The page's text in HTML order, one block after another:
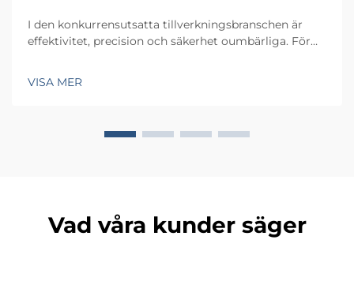
I den konkurrensutsatta tillverkningsbranschen är
effektivitet, precision och säkerhet oumbärliga. För
och rengöringsmedel – är det avgörande att integrera
VISA MER
Vad våra kunder säger